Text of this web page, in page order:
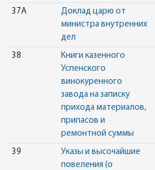
37А
Доклад царю от
министра внутренних
дел
38
Книги казенного
Успенского
винокуренного
завода на записку
прихода материалов,
припасов и
ремонтной суммы
39
Указы и высочайшие
повеления (о